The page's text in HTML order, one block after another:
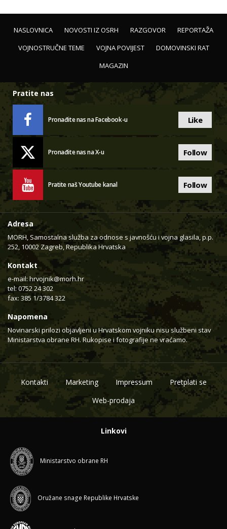
NASLOVNICA NOVOSTI IZ OSRH RAZGOVOR
REPORTAŽA
VOJNOSTRUČNE TEME
VOJNA POVIJEST
DOMOVINSKI RAT
MAGAZIN
Pratite nas
Pronađite nas na Facebook-u Like
Pronađite nas na X-u Follow
Pratite naš Youtube kanal Follow
Adresa
MORH, Samostalna služba za odnose s javnošću i vojna glasila, p.p.
252, 10002 Zagreb, Republika Hrvatska
Kontakt
e-mail: hrvojnik@morh.hr
tel: 0752 24 302
fax: 385 1/3784 322
Napomena
Novinarski prilozi objavljeni u Hrvatskom vojniku nisu službeni stav
Ministarstva obrane RH. Rukopise i fotografije ne vraćamo.
Kontakti Marketing Impressum
Pretplati se
Web-prodaja
Linkovi
Ministarstvo obrane RH
Oružane snage Republike Hrvatske